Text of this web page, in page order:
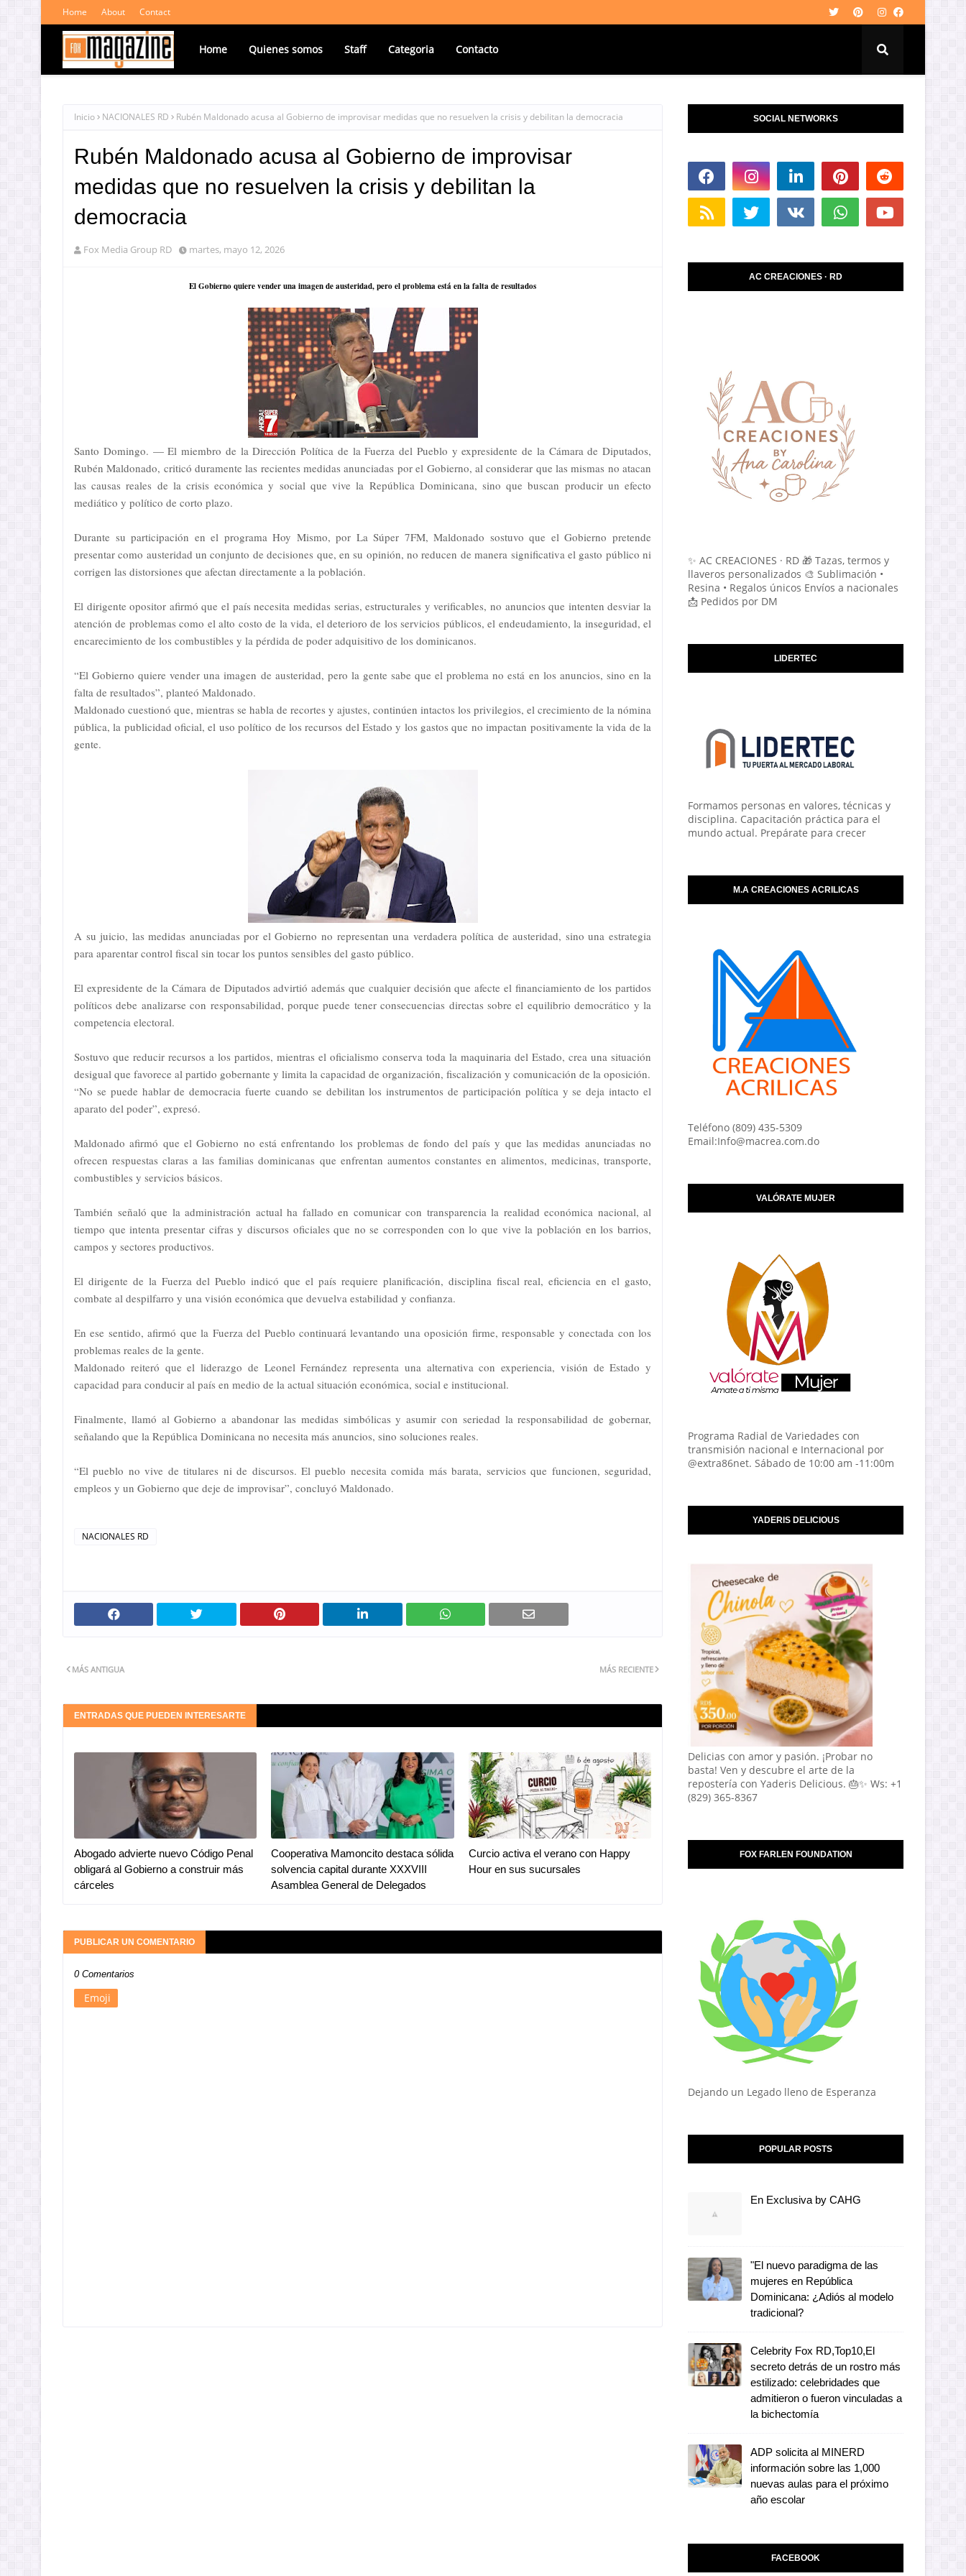
Home About Contact
Home Quienes somos Staff Categoria Contacto
Inicio NACIONALES RD Rubén Maldonado acusa al Gobierno de improvisar medidas que no resuelven la crisis y debilitan la democracia
Rubén Maldonado acusa al Gobierno de improvisar
medidas que no resuelven la crisis y debilitan la
democracia
Fox Media Group RD martes, mayo 12, 2026
El Gobierno quiere vender una imagen de austeridad, pero el problema está en la falta de resultados
Santo Domingo. — El miembro de la Dirección Política de la Fuerza del Pueblo y expresidente de la Cámara de Diputados,
Rubén Maldonado, criticó duramente las recientes medidas anunciadas por el Gobierno, al considerar que las mismas no atacan
las causas reales de la crisis económica y social que vive la República Dominicana, sino que buscan producir un efecto
mediático y político de corto plazo.
Durante su participación en el programa Hoy Mismo, por La Súper 7FM, Maldonado sostuvo que el Gobierno pretende
presentar como austeridad un conjunto de decisiones que, en su opinión, no reducen de manera significativa el gasto público ni
corrigen las distorsiones que afectan directamente a la población.
El dirigente opositor afirmó que el país necesita medidas serias, estructurales y verificables, no anuncios que intenten desviar la
atención de problemas como el alto costo de la vida, el deterioro de los servicios públicos, el endeudamiento, la inseguridad, el
encarecimiento de los combustibles y la pérdida de poder adquisitivo de los dominicanos.
“El Gobierno quiere vender una imagen de austeridad, pero la gente sabe que el problema no está en los anuncios, sino en la
falta de resultados”, planteó Maldonado.
Maldonado cuestionó que, mientras se habla de recortes y ajustes, continúen intactos los privilegios, el crecimiento de la nómina
pública, la publicidad oficial, el uso político de los recursos del Estado y los gastos que no impactan positivamente la vida de la
gente.
A su juicio, las medidas anunciadas por el Gobierno no representan una verdadera política de austeridad, sino una estrategia
para aparentar control fiscal sin tocar los puntos sensibles del gasto público.
El expresidente de la Cámara de Diputados advirtió además que cualquier decisión que afecte el financiamiento de los partidos
políticos debe analizarse con responsabilidad, porque puede tener consecuencias directas sobre el equilibrio democrático y la
competencia electoral.
Sostuvo que reducir recursos a los partidos, mientras el oficialismo conserva toda la maquinaria del Estado, crea una situación
desigual que favorece al partido gobernante y limita la capacidad de organización, fiscalización y comunicación de la oposición.
“No se puede hablar de democracia fuerte cuando se debilitan los instrumentos de participación política y se deja intacto el
aparato del poder”, expresó.
Maldonado afirmó que el Gobierno no está enfrentando los problemas de fondo del país y que las medidas anunciadas no
ofrecen respuestas claras a las familias dominicanas que enfrentan aumentos constantes en alimentos, medicinas, transporte,
combustibles y servicios básicos.
También señaló que la administración actual ha fallado en comunicar con transparencia la realidad económica nacional, al
tiempo que intenta presentar cifras y discursos oficiales que no se corresponden con lo que vive la población en los barrios,
campos y sectores productivos.
El dirigente de la Fuerza del Pueblo indicó que el país requiere planificación, disciplina fiscal real, eficiencia en el gasto,
combate al despilfarro y una visión económica que devuelva estabilidad y confianza.
En ese sentido, afirmó que la Fuerza del Pueblo continuará levantando una oposición firme, responsable y conectada con los
problemas reales de la gente.
Maldonado reiteró que el liderazgo de Leonel Fernández representa una alternativa con experiencia, visión de Estado y
capacidad para conducir al país en medio de la actual situación económica, social e institucional.
Finalmente, llamó al Gobierno a abandonar las medidas simbólicas y asumir con seriedad la responsabilidad de gobernar,
señalando que la República Dominicana no necesita más anuncios, sino soluciones reales.
“El pueblo no vive de titulares ni de discursos. El pueblo necesita comida más barata, servicios que funcionen, seguridad,
empleos y un Gobierno que deje de improvisar”, concluyó Maldonado.
NACIONALES RD
MÁS RECIENTE
MÁS ANTIGUA
ENTRADAS QUE PUEDEN INTERESARTE
Abogado advierte nuevo Código Penal
obligará al Gobierno a construir más
cárceles
Cooperativa Mamoncito destaca sólida
solvencia capital durante XXXVIII
Asamblea General de Delegados
Curcio activa el verano con Happy
Hour en sus sucursales
PUBLICAR UN COMENTARIO
0 Comentarios
Emoji
SOCIAL NETWORKS
AC CREACIONES · RD
✨ AC CREACIONES · RD 🎁 Tazas, termos y
llaveros personalizados 🎨 Sublimación •
Resina • Regalos únicos Envíos a nacionales
📩 Pedidos por DM
LIDERTEC
Formamos personas en valores, técnicas y
disciplina. Capacitación práctica para el
mundo actual. Prepárate para crecer
M.A CREACIONES ACRILICAS
Teléfono (809) 435-5309
Email:Info@macrea.com.do
VALÓRATE MUJER
Programa Radial de Variedades con
transmisión nacional e Internacional por
@extra86net. Sábado de 10:00 am -11:00m
YADERIS DELICIOUS
Delicias con amor y pasión. ¡Probar no
basta! Ven y descubre el arte de la
repostería con Yaderis Delicious. 🎂✨ Ws: +1
(829) 365-8367
FOX FARLEN FOUNDATION
Dejando un Legado lleno de Esperanza
POPULAR POSTS
En Exclusiva by CAHG
"El nuevo paradigma de las
mujeres en República
Dominicana: ¿Adiós al modelo
tradicional?
Celebrity Fox RD,Top10,El
secreto detrás de un rostro más
estilizado: celebridades que
admitieron o fueron vinculadas a
la bichectomía
ADP solicita al MINERD
información sobre las 1,000
nuevas aulas para el próximo
año escolar
FACEBOOK